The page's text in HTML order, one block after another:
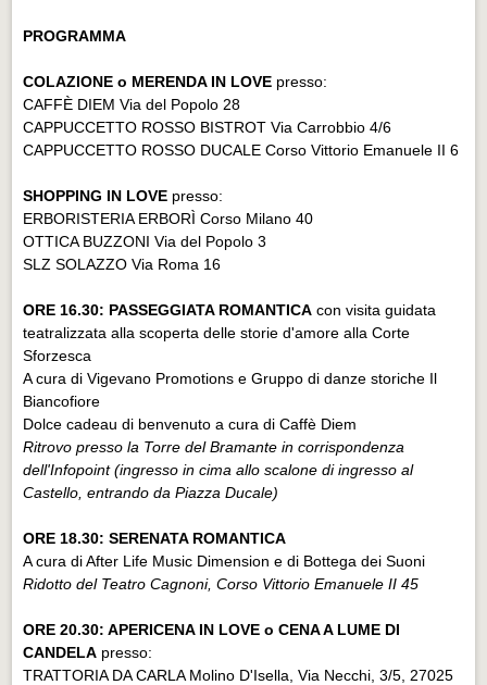
PROGRAMMA
COLAZIONE o MERENDA IN LOVE presso:
CAFFÈ DIEM Via del Popolo 28
CAPPUCCETTO ROSSO BISTROT Via Carrobbio 4/6
CAPPUCCETTO ROSSO DUCALE Corso Vittorio Emanuele II 6
SHOPPING IN LOVE presso:
ERBORISTERIA ERBORÌ Corso Milano 40
OTTICA BUZZONI Via del Popolo 3
SLZ SOLAZZO Via Roma 16
ORE 16.30: PASSEGGIATA ROMANTICA con visita guidata
teatralizzata alla scoperta delle storie d'amore alla Corte
Sforzesca
A cura di Vigevano Promotions e Gruppo di danze storiche Il
Biancofiore
Dolce cadeau di benvenuto a cura di Caffè Diem
Ritrovo presso la Torre del Bramante in corrispondenza
dell'Infopoint (ingresso in cima allo scalone di ingresso al
Castello, entrando da Piazza Ducale)
ORE 18.30: SERENATA ROMANTICA
A cura di After Life Music Dimension e di Bottega dei Suoni
Ridotto del Teatro Cagnoni, Corso Vittorio Emanuele II 45
ORE 20.30: APERICENA IN LOVE o CENA A LUME DI
CANDELA presso:
TRATTORIA DA CARLA Molino D'Isella, Via Necchi, 3/5, 27025